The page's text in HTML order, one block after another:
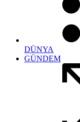
DÜNYA
GÜNDEM